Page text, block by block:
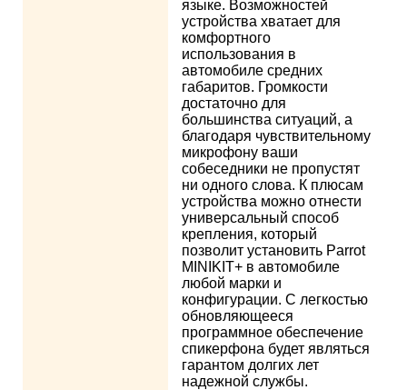
языке. Возможностей
устройства хватает для
комфортного
использования в
автомобиле средних
габаритов. Громкости
достаточно для
большинства ситуаций, а
благодаря чувствительному
микрофону ваши
собеседники не пропустят
ни одного слова. К плюсам
устройства можно отнести
универсальный способ
крепления, который
позволит установить Parrot
MINIKIT+ в автомобиле
любой марки и
конфигурации. С легкостью
обновляющееся
программное обеспечение
спикерфона будет являться
гарантом долгих лет
надежной службы.